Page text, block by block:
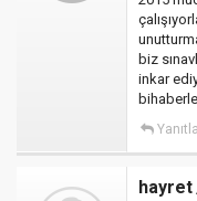
biz
inkar
Yanıtla
hayret